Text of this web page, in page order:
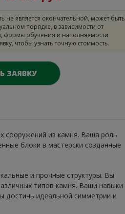
не является окончательной, может быть
порядке, в зависимости от
формы обучения и наполняемости
чтобы узнать точную стоимость.
ЗАЯВКУ
сооружений из камня. Ваша роль
блоки в мастерски созданные
и прочные структуры. Вы
типов камня. Ваши навыки
достичь идеальной симметрии и